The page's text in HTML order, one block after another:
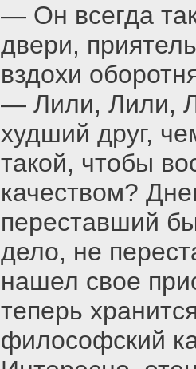
— Он всегда
двери,
вздохи
— Лили, Лили,
худший друг,
такой, чтобы
качеством?
переставший
дело, не
нашел свое
теперь
философский